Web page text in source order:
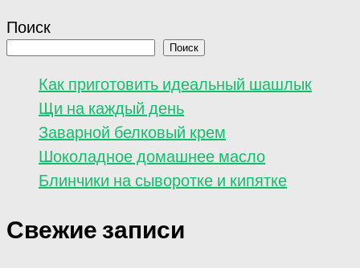
Поиск
Поиск
Как приготовить идеальный шашлык
Щи на каждый день
Заварной белковый крем
Шоколадное домашнее масло
Блинчики на сыворотке и кипятке
Свежие записи